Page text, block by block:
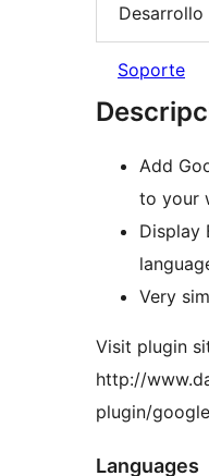
Desarrollo
Soporte
Add
to your
Display
Very
Visit plugin
http://
plugin/
Languages